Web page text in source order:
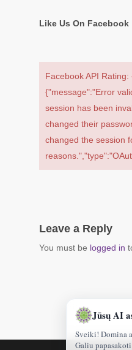
Like Us On Facebook
Facebook API Rating:
{"message":"Error
session has been
changed their
changed the session
Leave a Reply
You must be logged in
Jūsų AI
Sveiki! Domina
Galiu